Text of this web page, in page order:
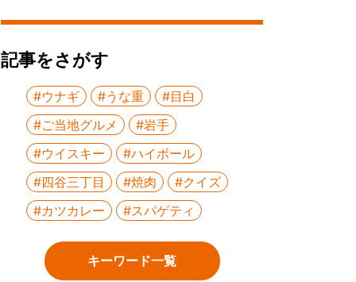
記事をさがす
#ウナギ #うな重
#目白
#ご当地グルメ
#岩手
#ウイスキー
#ハイボール
#四谷三丁目
#焼肉
#クイズ
#カツカレー
#スパゲティ
キーワード一覧